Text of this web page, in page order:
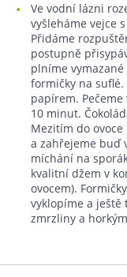
Ve vodní lázni
vyšleháme vejce
Přidáme
postupně
plníme
formičky na
papírem.
10 minut.
Mezitím do
a zahřejeme buď
míchání na
kvalitní džem v
ovocem).
vyklopíme a ještě
zmrzliny a